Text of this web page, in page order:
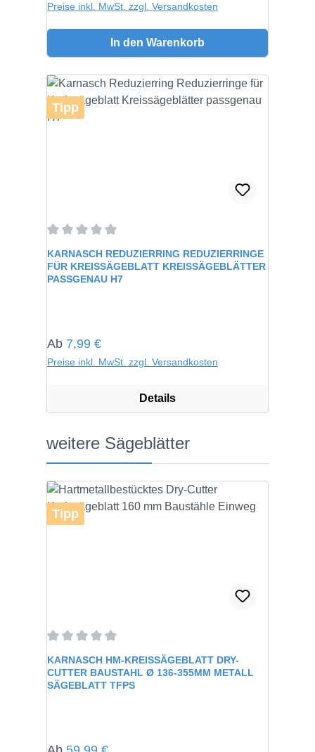
Preise inkl. MwSt. zzgl. Versandkosten
In den Warenkorb
Tipp
KARNASCH REDUZIERRING REDUZIERRINGE
FÜR KREISSÄGEBLATT KREISSÄGEBLÄTTER
PASSGENAU H7
Regulärer Preis:
Ab 7,99 €
Preise inkl. MwSt. zzgl. Versandkosten
Details
Produktgalerie überspringen
weitere Sägeblätter
Tipp
Durchschnittliche Bewertung von 0 von 5 Sternen
KARNASCH HM-KREISSÄGEBLATT DRY-
CUTTER BAUSTAHL Ø 136-355MM METALL
SÄGEBLATT TFPS